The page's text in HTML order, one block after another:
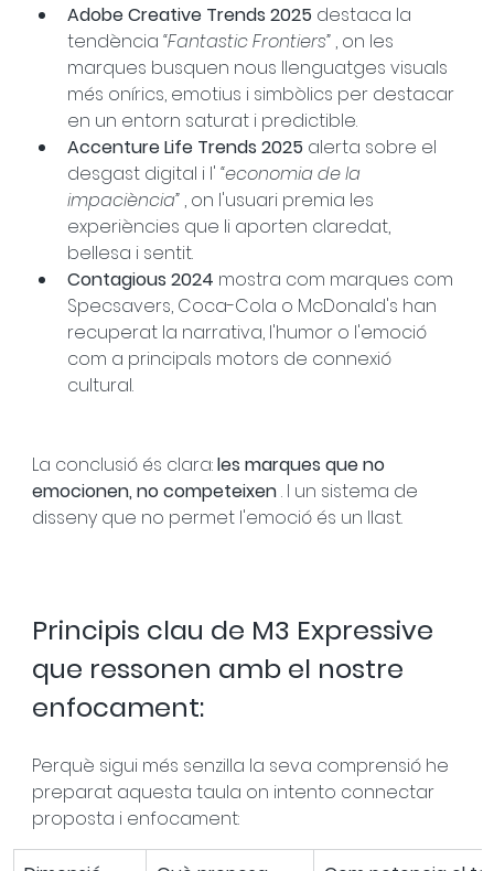
Adobe Creative Trends 2025 destaca la
tendència “Fantastic Frontiers” , on les
marques busquen nous llenguatges visuals
més onírics, emotius i simbòlics per destacar
en un entorn saturat i predictible.
Accenture Life Trends 2025 alerta sobre el
desgast digital i l' “economia de la
impaciència” , on l'usuari premia les
experiències que li aporten claredat,
bellesa i sentit.
Contagious 2024 mostra com marques com
Specsavers, Coca-Cola o McDonald's han
recuperat la narrativa, l'humor o l'emoció
com a principals motors de connexió
cultural.
La conclusió és clara: les marques que no
emocionen, no competeixen . I un sistema de
disseny que no permet l'emoció és un llast.
Principis clau de M3 Expressive
que ressonen amb el nostre
enfocament:
Perquè sigui més senzilla la seva comprensió he
preparat aquesta taula on intento connectar
proposta i enfocament: